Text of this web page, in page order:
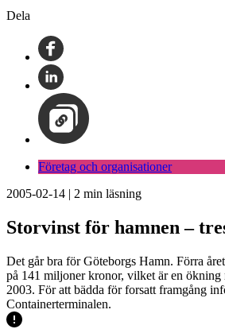
Dela
Företag och organisationer
2005-02-14 | 2 min läsning
Storvinst för hamnen –
Det går bra för Göteborgs Hamn. Förra
på 141 miljoner kronor, vilket är en ökning
2003. För att bädda för forsatt framgång
Containerterminalen.